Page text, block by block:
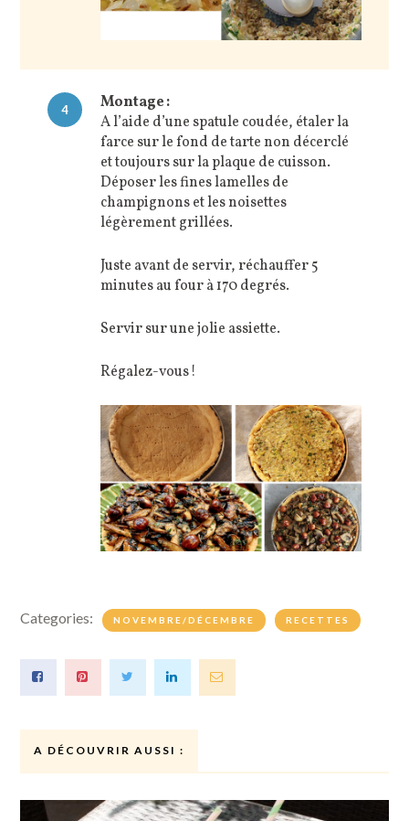
4
Montage :
A l’aide d’une spatule coudée, étaler la
farce sur le fond de tarte non décerclé
et toujours sur la plaque de cuisson.
Déposer les fines lamelles de
champignons et les noisettes
légèrement grillées.
Juste avant de servir, réchauffer 5
minutes au four à 170 degrés.
Servir sur une jolie assiette.
Régalez-vous !
Categories: NOVEMBRE/DÉCEMBRE RECETTES
A DÉCOUVRIR AUSSI :